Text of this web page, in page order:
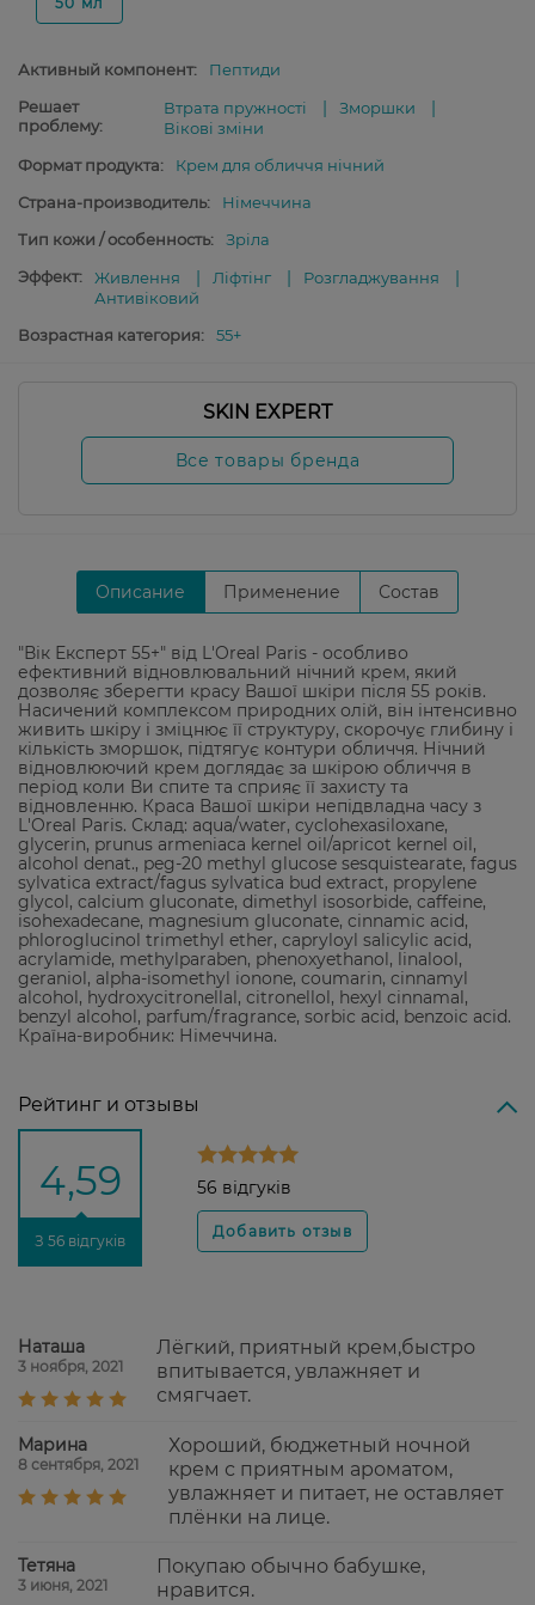
Активный компонент:
Пептиди
Решает
проблему:
Втрата пружності
Зморшки
Вікові зміни
Формат продукта:
Крем для обличчя нічний
Страна-производитель:
Німеччина
Тип кожи / особенность:
Зріла
Эффект:
Живлення Ліфтінг
Розгладжування
Антивіковий
Возрастная категория:
55+
SKIN EXPERT
Все товары бренда
Описание Применение Состав
"Вік Експерт 55+" від L'Oreal Paris - особливо
ефективний відновлювальний нічний крем, який
дозволяє зберегти красу Вашої шкіри після 55 років.
Насичений комплексом природних олій, він інтенсивно
живить шкіру і зміцнює її структуру, скорочує глибину і
кількість зморшок, підтягує контури обличчя. Нічний
відновлюючий крем доглядає за шкірою обличчя в
період коли Ви спите та сприяє її захисту та
відновленню. Краса Вашої шкіри непідвладна часу з
L'Oreal Paris. Склад: aqua/water, cyclohexasiloxane,
glycerin, prunus armeniaca kernel oil/apricot kernel oil,
alcohol denat., peg-20 methyl glucose sesquistearate, fagus
sylvatica extract/fagus sylvatica bud extract, propylene
glycol, calcium gluconate, dimethyl isosorbide, caffeine,
isohexadecane, magnesium gluconate, cinnamic acid,
phloroglucinol trimethyl ether, capryloyl salicylic acid,
acrylamide, methylparaben, phenoxyethanol, linalool,
geraniol, alpha-isomethyl ionone, coumarin, cinnamyl
alcohol, hydroxycitronellal, citronellol, hexyl cinnamal,
benzyl alcohol, parfum/fragrance, sorbic acid, benzoic acid.
Країна-виробник: Німеччина.
Рейтинг и отзывы
4,59
З 56 відгуків
56 відгуків
Наташа
3 ноября, 2021
Лёгкий, приятный крем,быстро
впитывается, увлажняет и
смягчает.
Марина
8 сентября, 2021
Хороший, бюджетный ночной
крем с приятным ароматом,
увлажняет и питает, не оставляет
плёнки на лице.
Тетяна
3 июня, 2021
Покупаю обычно бабушке,
нравится.